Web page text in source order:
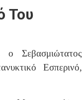
Του
Σεβασμιώτατος
Εσπερινό,